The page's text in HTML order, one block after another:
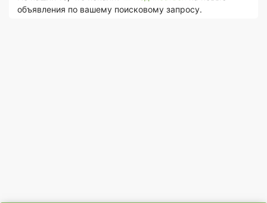
объявления по вашему поисковому запросу.